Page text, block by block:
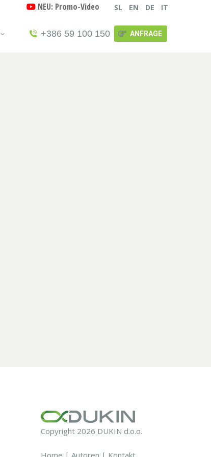
NEU: Promo-Video SL EN DE IT
+386 59 100 150 ANFRAGE
Copyright 2026 DUKIN d.o.o.